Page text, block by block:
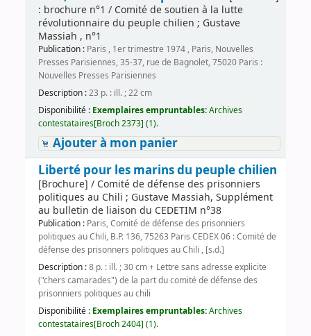
: brochure n°1 / Comité de soutien à la lutte
révolutionnaire du peuple chilien ; Gustave
Massiah , n°1
Publication : Paris , 1er trimestre 1974 , Paris, Nouvelles
Presses Parisiennes, 35-37, rue de Bagnolet, 75020 Paris :
Nouvelles Presses Parisiennes
Description :23 p. : ill. ; 22 cm
Disponibilité : Exemplaires empruntables:Archives
contestataires[Broch 2373] (1).
Ajouter à mon panier
Liberté pour les marins du peuple chilien
[Brochure] / Comité de défense des prisonniers
politiques au Chili ; Gustave Massiah, Supplément
au bulletin de liaison du CEDETIM n°38
Publication : Paris, Comité de défense des prisonniers
politiques au Chili, B.P. 136, 75263 Paris CEDEX 06 : Comité de
défense des prisonners politiques au Chili , [s.d.]
Description :8 p. : ill. ; 30 cm + Lettre sans adresse explicite
("chers camarades") de la part du comité de défense des
prisonniers politiques au chili
Disponibilité : Exemplaires empruntables:Archives
contestataires[Broch 2404] (1).